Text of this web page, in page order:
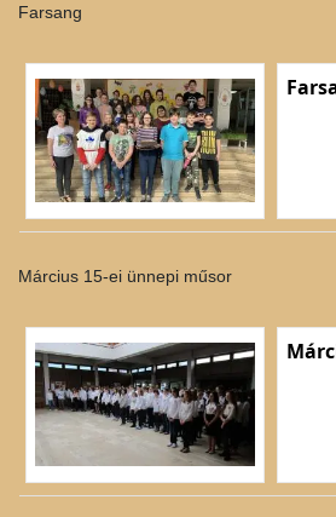
Farsang
Március 15-ei ünnepi műsor